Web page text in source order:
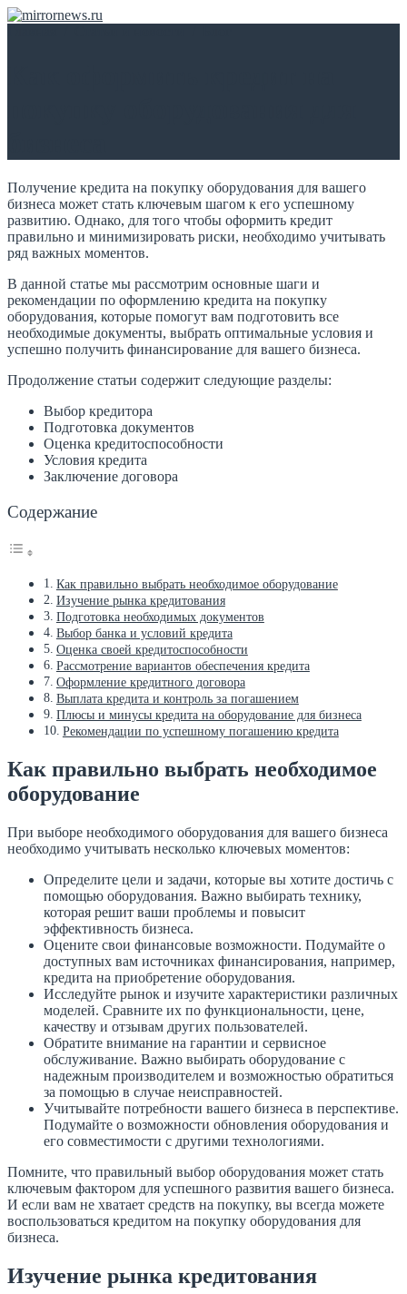
Получение кредита на покупку оборудования для вашего
бизнеса может стать ключевым шагом к его успешному
развитию. Однако, для того чтобы оформить кредит
правильно и минимизировать риски, необходимо учитывать
ряд важных моментов.
В данной статье мы рассмотрим основные шаги и
рекомендации по оформлению кредита на покупку
оборудования, которые помогут вам подготовить все
необходимые документы, выбрать оптимальные условия и
успешно получить финансирование для вашего бизнеса.
Продолжение статьи содержит следующие разделы:
Выбор кредитора
Подготовка документов
Оценка кредитоспособности
Условия кредита
Заключение договора
Содержание
Как правильно выбрать необходимое оборудование
Изучение рынка кредитования
Подготовка необходимых документов
Выбор банка и условий кредита
Оценка своей кредитоспособности
Рассмотрение вариантов обеспечения кредита
Оформление кредитного договора
Выплата кредита и контроль за погашением
Плюсы и минусы кредита на оборудование для бизнеса
Рекомендации по успешному погашению кредита
Как правильно выбрать необходимое
оборудование
При выборе необходимого оборудования для вашего бизнеса
необходимо учитывать несколько ключевых моментов:
Определите цели и задачи, которые вы хотите достичь с
помощью оборудования. Важно выбирать технику,
которая решит ваши проблемы и повысит
эффективность бизнеса.
Оцените свои финансовые возможности. Подумайте о
доступных вам источниках финансирования, например,
кредита на приобретение оборудования.
Исследуйте рынок и изучите характеристики различных
моделей. Сравните их по функциональности, цене,
качеству и отзывам других пользователей.
Обратите внимание на гарантии и сервисное
обслуживание. Важно выбирать оборудование с
надежным производителем и возможностью обратиться
за помощью в случае неисправностей.
Учитывайте потребности вашего бизнеса в перспективе.
Подумайте о возможности обновления оборудования и
его совместимости с другими технологиями.
Помните, что правильный выбор оборудования может стать
ключевым фактором для успешного развития вашего бизнеса.
И если вам не хватает средств на покупку, вы всегда можете
воспользоваться кредитом на покупку оборудования для
бизнеса.
Изучение рынка кредитования